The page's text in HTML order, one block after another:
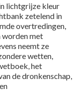
lichtgrijze kleur
zetelend in
overtredingen,
worden met
neemt ze
wetten,
het
de dronkenschap,